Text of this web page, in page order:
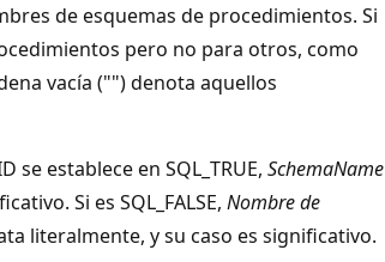
de esquemas de procedimientos. Si
pero no para otros, como
vacía ("") denota aquellos
se establece en SQL_TRUE, SchemaName
Si es SQL_FALSE, Nombre de
literalmente, y su caso es significativo.